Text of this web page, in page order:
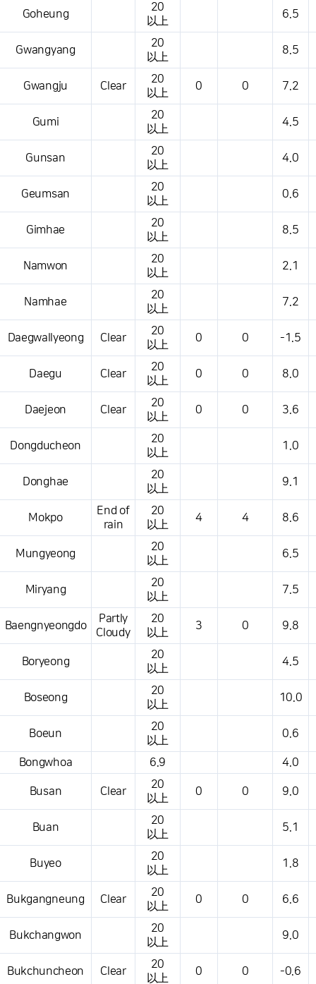
Goheung
20
以上
6.5
Gwangyang
20
以上
8.5
Gwangju Clear
20
以上
0 0 7.2
Gumi
20
以上
4.5
Gunsan
20
以上
4.0
Geumsan
20
以上
0.6
Gimhae
20
以上
8.5
Namwon
20
以上
2.1
Namhae
20
以上
7.2
Daegwallyeong Clear
20
以上
0 0 -1.5
Daegu Clear
20
以上
0 0 8.0
Daejeon Clear
20
以上
0 0 3.6
Dongducheon
20
以上
1.0
Donghae
20
以上
9.1
Mokpo
End of
rain
20
以上
4 4 8.6
Mungyeong
20
以上
6.5
Miryang
20
以上
7.5
Baengnyeongdo
Partly
Cloudy
20
以上
3 0 9.8
Boryeong
20
以上
4.5
Boseong
20
以上
10.0
Boeun
20
以上
0.6
Bongwhoa 6.9 4.0
Busan Clear
20
以上
0 0 9.0
Buan
20
以上
5.1
Buyeo
20
以上
1.8
Bukgangneung Clear
20
以上
0 0 6.6
Bukchangwon
20
以上
9.0
Bukchuncheon Clear
20
以上
0 0 -0.6